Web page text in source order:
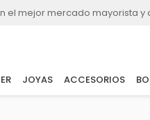
el mejor mercado mayorista
JOYAS ACCESORIOS